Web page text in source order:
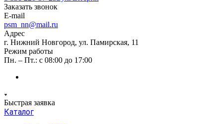
Заказать звонок
E-mail
psm_nn@mail.ru
Адрес
г. Нижний Новгород, ул. Памирская, 11
Режим работы
Пн. – Пт.: с 08:00 до 17:00
Быстрая заявка
Каталог